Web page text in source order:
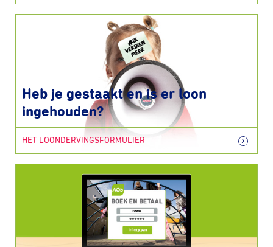
Heb je gestaakt en is er loon
ingehouden?
HET LOONDERVINGSFORMULIER